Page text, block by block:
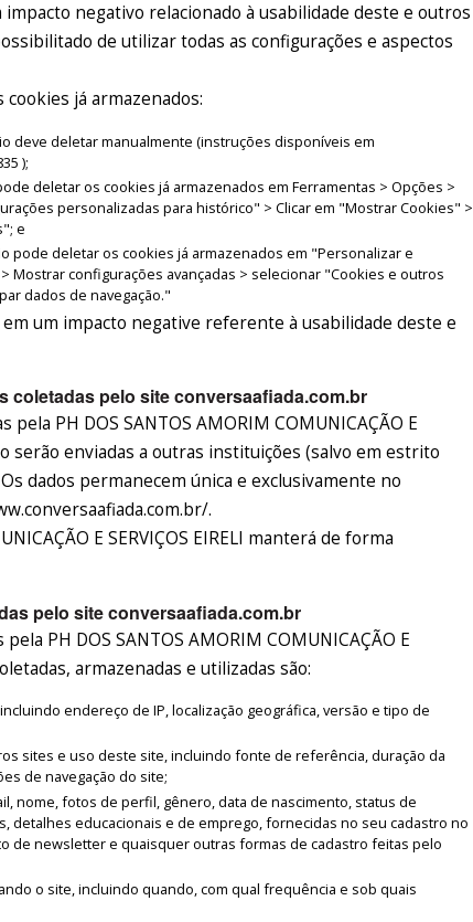
negativo relacionado à usabilidade deste e outros
de utilizar todas as configurações e aspectos
já armazenados:
deve deletar manualmente (instruções disponíveis em
);
deletar os cookies já armazenados em Ferramentas > Opções >
personalizadas para histórico" > Clicar em "Mostrar Cookies" >
e
pode deletar os cookies já armazenados em "Personalizar e
Mostrar configurações avançadas > selecionar "Cookies e outros
dados de navegação."
um impacto negative referente à usabilidade deste e
coletadas pelo site conversaafiada.com.br
PH DOS SANTOS AMORIM COMUNICAÇÃO E
serão enviadas a outras instituições (salvo em estrito
dados permanecem única e exclusivamente no
.
E SERVIÇOS EIRELI manterá de forma
pelo site conversaafiada.com.br
PH DOS SANTOS AMORIM COMUNICAÇÃO E
armazenadas e utilizadas são:
endereço de IP, localização geográfica, versão e tipo de
sites e uso deste site, incluindo fonte de referência, duração da
de navegação do site;
nome, fotos de perfil, gênero, data de nascimento, status de
detalhes educacionais e de emprego, fornecidas no seu cadastro no
de newsletter e quaisquer outras formas de cadastro feitas pelo
o site, incluindo quando, com qual frequência e sob quais